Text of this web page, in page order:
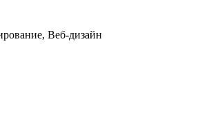
Веб-дизайн